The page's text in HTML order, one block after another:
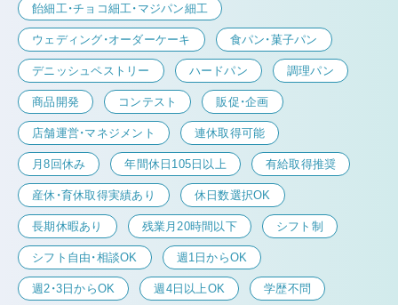
飴細工・チョコ細工・マジパン細工
ウェディング・オーダーケーキ 食パン・菓子パン
デニッシュペストリー ハードパン 調理パン
商品開発 コンテスト 販促・企画
店舗運営・マネジメント 連休取得可能
月8回休み 年間休日105日以上 有給取得推奨
産休・育休取得実績あり 休日数選択OK
長期休暇あり 残業月20時間以下 シフト制
シフト自由・相談OK 週1日からOK
週2・3日からOK 週4日以上OK 学歴不問